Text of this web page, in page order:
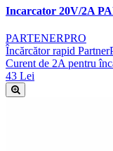
Incarcator 20V/2A
PARTENERPRO
Încărcător rapid
Curent de 2A pentru
43 Lei